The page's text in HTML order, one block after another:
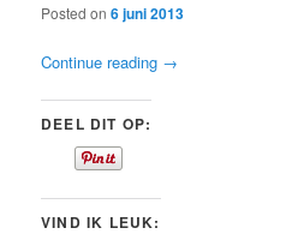
Posted on6 juni 2013
Continue reading →
DEEL DIT OP:
VIND IK LEUK: